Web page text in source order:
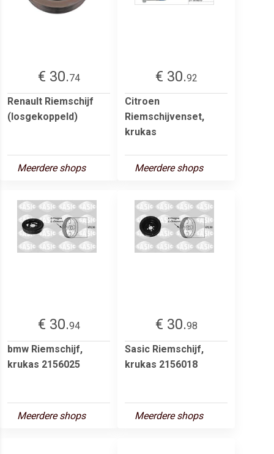
€ 30.74
Renault Riemschijf
(losgekoppeld)
Meerdere shops
€ 30.92
Citroen
Riemschijvenset,
krukas
Meerdere shops
€ 30.94
bmw Riemschijf,
krukas 2156025
Meerdere shops
€ 30.98
Sasic Riemschijf,
krukas 2156018
Meerdere shops